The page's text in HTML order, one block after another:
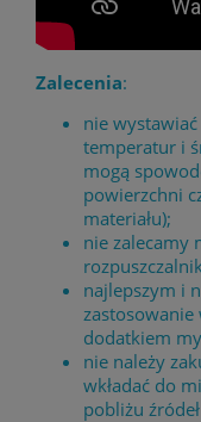
Zalecenia:
nie
temperatur i
mogą
powierzchni
materiału);
nie zalecamy
najlepszym i
dodatkiem
nie należy
wkładać do
pobliżu źródeł